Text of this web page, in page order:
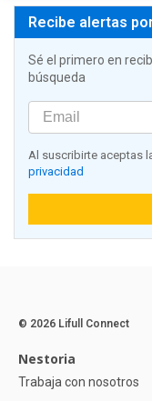
Recibe alertas
Sé el primero en
búsqueda
Al suscribirte aceptas
privacidad
© 2026 Lifull Connect
Nestoria
Trabaja con nosotros